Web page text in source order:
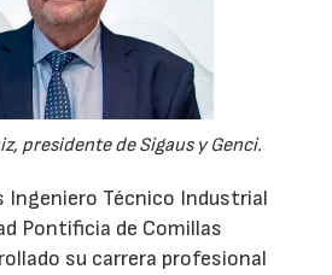
presidente de Sigaus y Genci.
Ingeniero Técnico Industrial
Pontificia de Comillas
su carrera profesional